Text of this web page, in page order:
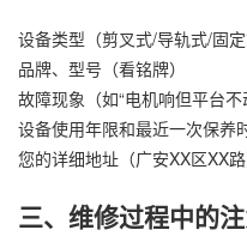
设备类型（剪叉式/导轨式/固定
品牌、型号（看铭牌）
故障现象（如“电机响但平台不
设备使用年限和最近一次保养
您的详细地址（广安XX区XX路
三、维修过程中的